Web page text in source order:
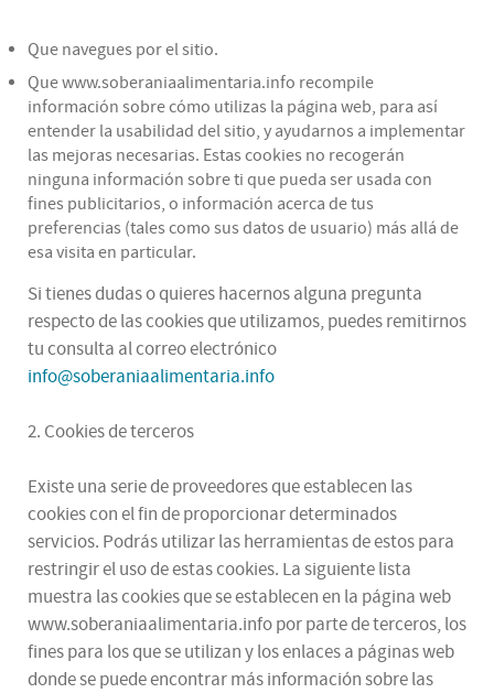
Que navegues por el sitio.
Que www.soberaniaalimentaria.info recompile
información sobre cómo utilizas la página web, para así
entender la usabilidad del sitio, y ayudarnos a implementar
las mejoras necesarias. Estas cookies no recogerán
ninguna información sobre ti que pueda ser usada con
fines publicitarios, o información acerca de tus
preferencias (tales como sus datos de usuario) más allá de
esa visita en particular.
Si tienes dudas o quieres hacernos alguna pregunta
respecto de las cookies que utilizamos, puedes remitirnos
tu consulta al correo electrónico
info@soberaniaalimentaria.info
2. Cookies de terceros
Existe una serie de proveedores que establecen las
cookies con el fin de proporcionar determinados
servicios. Podrás utilizar las herramientas de estos para
restringir el uso de estas cookies. La siguiente lista
muestra las cookies que se establecen en la página web
www.soberaniaalimentaria.info por parte de terceros, los
fines para los que se utilizan y los enlaces a páginas web
donde se puede encontrar más información sobre las